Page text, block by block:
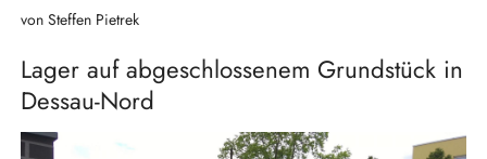
von Steffen Pietrek
Lager auf abgeschlossenem Grundstück in
Dessau-Nord